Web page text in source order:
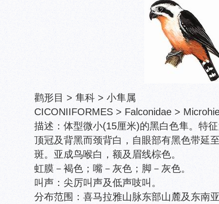
鹳形目 > 隼科 > 小隼属
CICONIIFORMES > Falconidae >
描述：体型微小(15厘米)的黑白色隼。特
顶冠及背黑而颈背白，自眼部有黑色带延
斑。亚成鸟喉白，额及眉线棕色。
虹膜－褐色；嘴－灰色；脚－灰色。
叫声：尖厉叫声及低声吱叫。
分布范围：喜马拉雅山脉东部山麓及东南